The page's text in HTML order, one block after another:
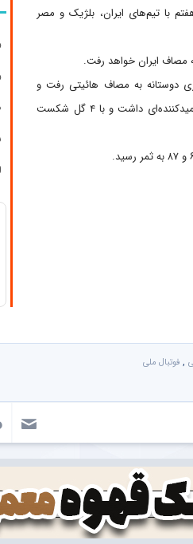
با تیم‌های ایران، بلژیک و مصر
مصاف ایران خواهد رفت.
دوستانه به مصاف هائیتی رفت و
برابر این حریف نه چندان قدرتمند، نمایش ناامیدکننده‌ای داشت و با ۴ گل شکست
, فوتبال ملی